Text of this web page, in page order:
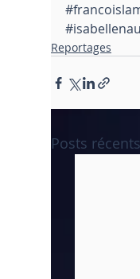
Reportages
Posts récents